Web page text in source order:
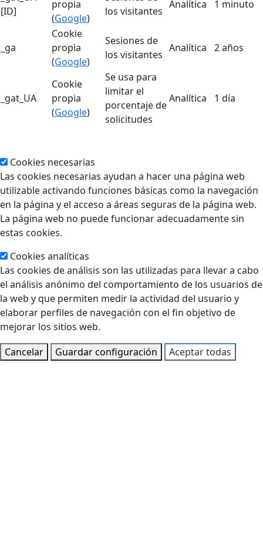
[ID]
propia
(Google)
los visitantes
Analítica 1 minuto
_ga
Cookie
propia
(Google)
Sesiones de
los visitantes
Analítica 2 años
_gat_UA
Cookie
propia
(Google)
Se usa para
limitar el
porcentaje de
solicitudes
Analítica 1 día
Cookies necesarias
Las cookies necesarias ayudan a hacer una página web
utilizable activando funciones básicas como la navegación
en la página y el acceso a áreas seguras de la página web.
La página web no puede funcionar adecuadamente sin
estas cookies.
Cookies analíticas
Las cookies de análisis son las utilizadas para llevar a cabo
el análisis anónimo del comportamiento de los usuarios de
la web y que permiten medir la actividad del usuario y
elaborar perfiles de navegación con el fin objetivo de
mejorar los sitios web.
Cancelar
Guardar configuración Aceptar todas